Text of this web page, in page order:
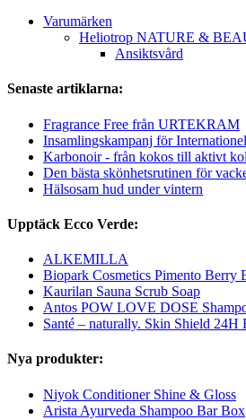
Varumärken
Heliotrop NATURE &
Ansiktsvård
Senaste artiklarna:
Fragrance Free från URTEKRAM
Insamlingskampanj för
Karbonoir - från kokos till aktivt kol
Den bästa skönhetsrutinen för
Hälsosam hud under vintern
Upptäck Ecco Verde:
ALKEMILLA
Biopark Cosmetics Pimento Berry
Kaurilan Sauna Scrub Soap
Antos POW LOVE DOSE
Santé – naturally. Skin Shield 24H
Nya produkter:
Niyok Conditioner Shine & Gloss
Arista Ayurveda Shampoo Bar Box